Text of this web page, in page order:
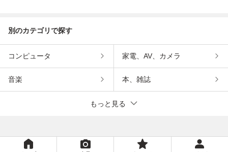
別のカテゴリで探す
コンピュータ 家電、AV、カメラ
音楽 本、雑誌
もっと見る